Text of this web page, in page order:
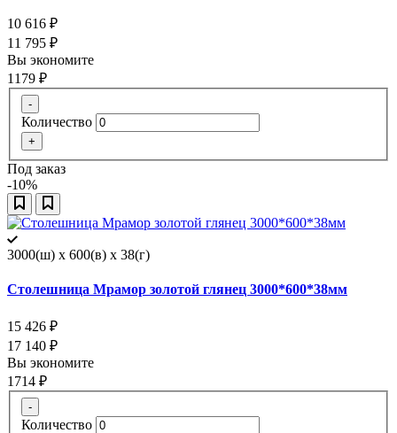
10 616 ₽
11 795 ₽
Вы экономите
1179 ₽
-
Количество
+
Под заказ
-10%
3000(ш) x 600(в) x 38(г)
Столешница Мрамор золотой глянец 3000*600*38мм
15 426 ₽
17 140 ₽
Вы экономите
1714 ₽
-
Количество